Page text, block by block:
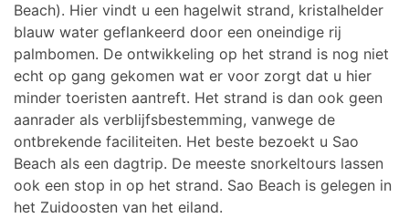
Beach). Hier vindt u een hagelwit strand, kristalhelder
blauw water geflankeerd door een oneindige rij
palmbomen. De ontwikkeling op het strand is nog niet
echt op gang gekomen wat er voor zorgt dat u hier
minder toeristen aantreft. Het strand is dan ook geen
aanrader als verblijfsbestemming, vanwege de
ontbrekende faciliteiten. Het beste bezoekt u Sao
Beach als een dagtrip. De meeste snorkeltours lassen
ook een stop in op het strand. Sao Beach is gelegen in
het Zuidoosten van het eiland.